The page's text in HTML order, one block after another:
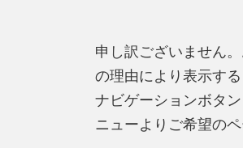
申し訳ございません
の理由により表示する
ナビゲーションボタ
ニューよりご希望の